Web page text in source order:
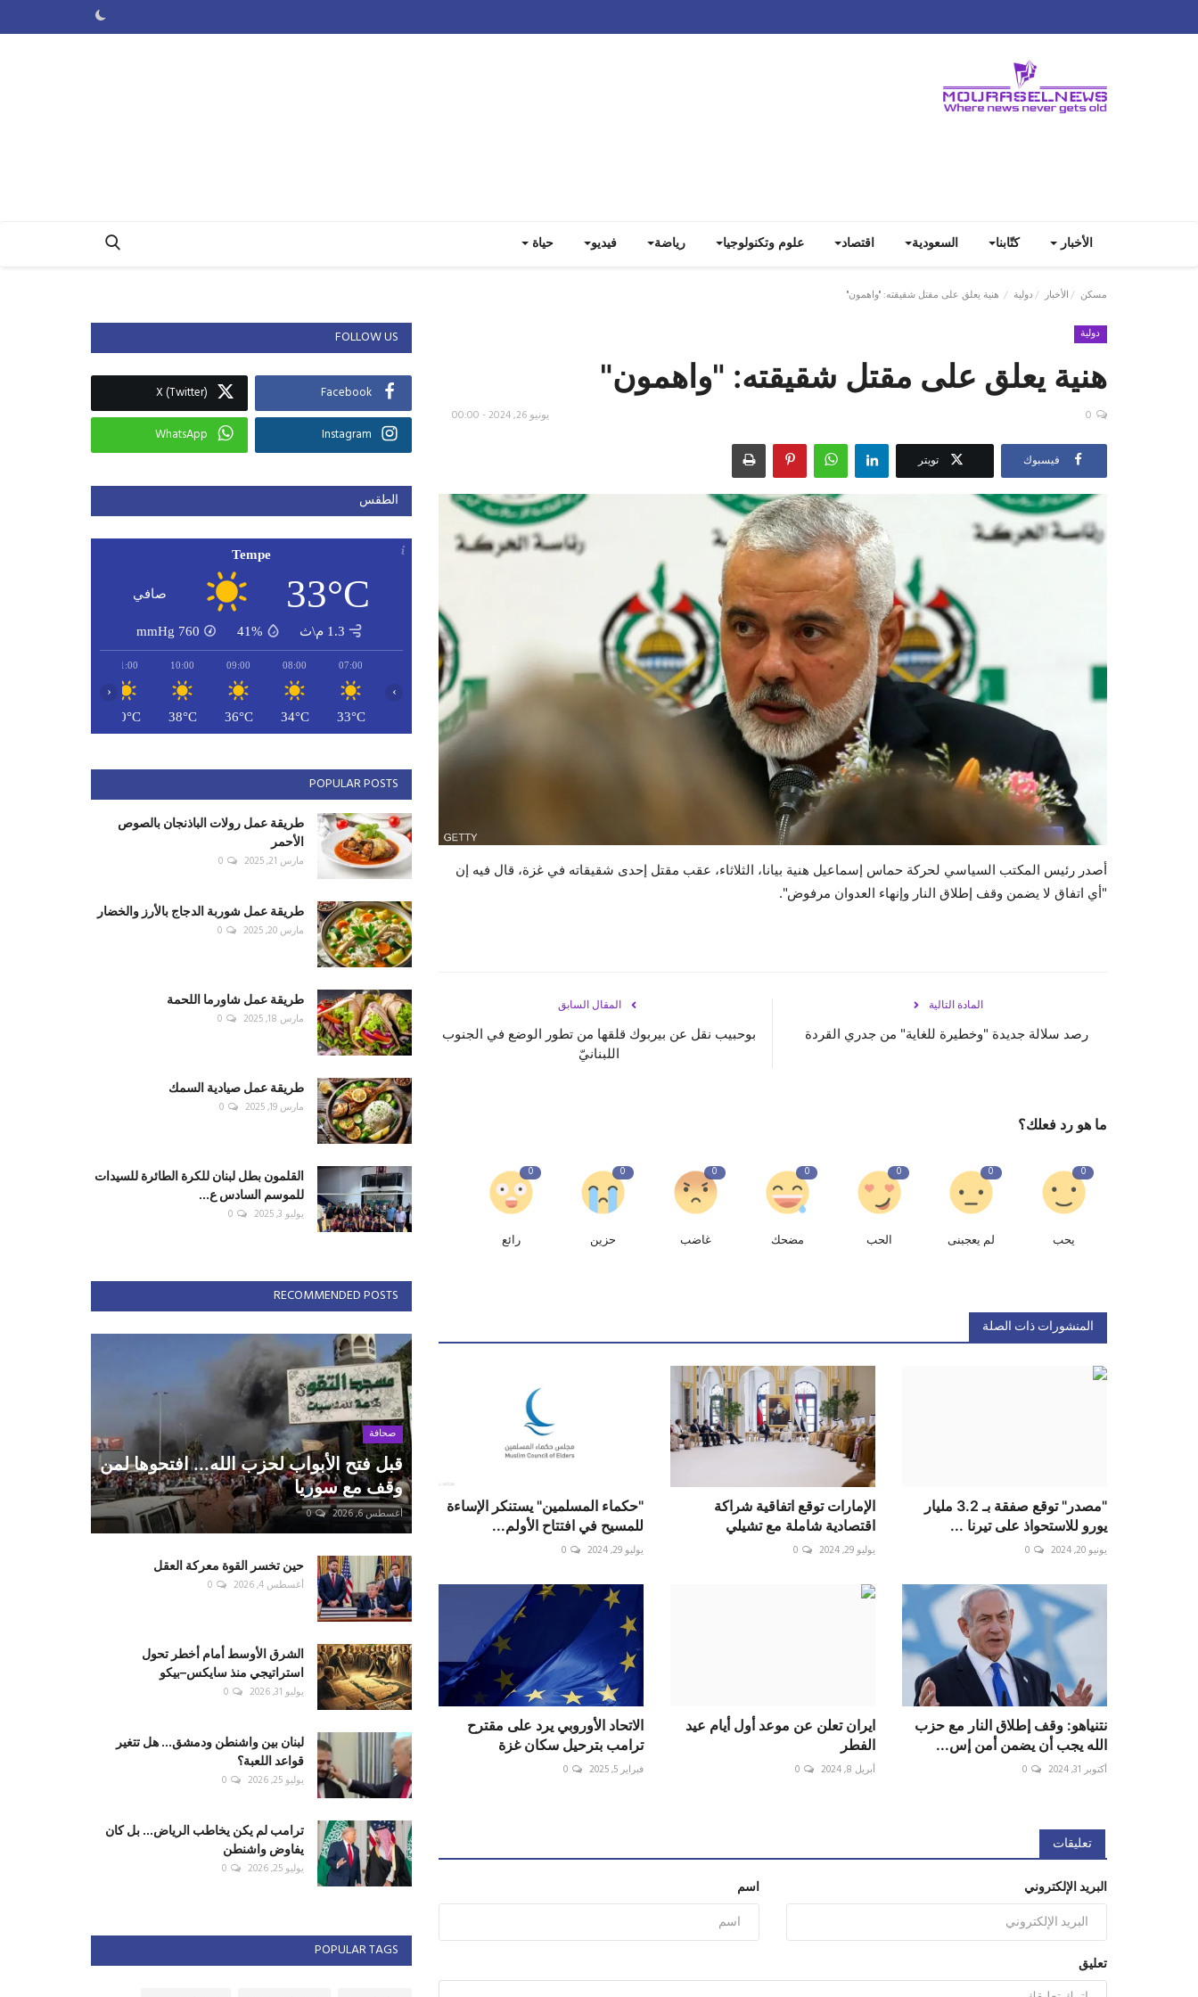
الأخبار كتّابنا السعودية اقتصاد علوم وتكنولوجيا رياضة فيديو حياة
مسكن الأخبار دولية هنية يعلق على مقتل شقيقته: "واهمون"
دولية
هنية يعلق على مقتل شقيقته: "واهمون"
يونيو 26, 2024 - 00:00 0
فيسبوك تويتر
أصدر رئيس المكتب السياسي لحركة حماس إسماعيل هنية بيانا، الثلاثاء، عقب مقتل إحدى شقيقاته في غزة، قال فيه إن
"أي اتفاق لا يضمن وقف إطلاق النار وإنهاء العدوان مرفوض".
المقال السابق
بوحبيب نقل عن بيربوك قلقها من تطور الوضع في الجنوب
اللبنانيّ
المادة التالية
رصد سلالة جديدة "وخطيرة للغاية" من جدري القردة
ما هو رد فعلك؟
0
يحب
0
لم يعجبنى
0
الحب
0
مضحك
0
غاضب
0
حزين
0
رائع
المنشورات ذات الصلة
"مصدر" توقع صفقة بـ 3.2 مليار
يورو للاستحواذ على تيرنا ...
يونيو 20, 2024 0
الإمارات توقع اتفاقية شراكة
اقتصادية شاملة مع تشيلي
يوليو 29, 2024 0
"حكماء المسلمين" يستنكر الإساءة
للمسيح في افتتاح الأولم...
يوليو 29, 2024 0
نتنياهو: وقف إطلاق النار مع حزب
الله يجب أن يضمن أمن إس...
أكتوبر 31, 2024 0
ايران تعلن عن موعد أول أيام عيد
الفطر
أبريل 8, 2024 0
الاتحاد الأوروبي يرد على مقترح
ترامب بترحيل سكان غزة
فبراير 5, 2025 0
تعليقات
اسم البريد الإلكتروني
تعليق
FOLLOW US
Facebook
X (Twitter)
Instagram
WhatsApp
الطقس
Tempe
33°C صافي
1.3 م\ث 41%
760
mmHg
07:00
33°C
08:00
34°C
09:00
36°C
10:00
38°C
11:00
40°C
‹ ›
POPULAR POSTS
طريقة عمل رولات الباذنجان بالصوص
الأحمر
مارس 21, 2025 0
طريقة عمل شوربة الدجاج بالأرز والخضار
مارس 20, 2025 0
طريقة عمل شاورما اللحمة
مارس 18, 2025 0
طريقة عمل صيادية السمك
مارس 19, 2025 0
القلمون بطل لبنان للكرة الطائرة للسيدات
للموسم السادس ع...
يوليو 3, 2025 0
RECOMMENDED POSTS
صحافة
قبل فتح الأبواب لحزب الله... افتحوها لمن
وقف مع سوريا
أغسطس 6, 2026 0
حين تخسر القوة معركة العقل
أغسطس 4, 2026 0
الشرق الأوسط أمام أخطر تحول
استراتيجي منذ سايكس–بيكو
يوليو 31, 2026 0
لبنان بين واشنطن ودمشق... هل تتغير
قواعد اللعبة؟
يوليو 25, 2026 0
ترامب لم يكن يخاطب الرياض... بل كان
يفاوض واشنطن
يوليو 25, 2026 0
POPULAR TAGS